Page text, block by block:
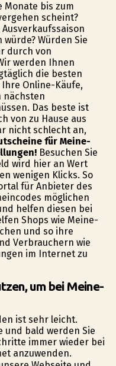
Monate bis zum
scheint?
Ausverkaufssaison
Würden Sie
durch von
werden Ihnen
die besten
Online-Käufe,
nächsten
Das beste ist
von zu Hause aus
nicht schlecht an,
für Meine-
Besuchen Sie
wird hier an Wert
wenigen Klicks. So
für Anbieter des
möglichen
helfen diesen bei
Shops wie Meine-
und so ihre
Verbrauchern wie
im Internet zu
um bei Meine-
ist sehr leicht.
und bald werden Sie
immer wieder bei
anzuwenden.